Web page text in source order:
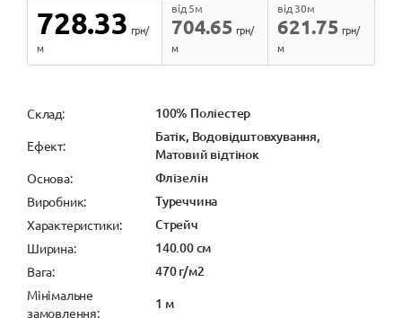
728.33 грн/
м
704.65
від 5м
грн/
м
621.75
від 30м
грн/
м
Cклад: 100% Поліестер
Ефект:
Батік, Водовідштовхування,
Матовий відтінок
Основа: Флізелін
Виробник: Туреччина
Характеристики: Стрейч
Ширина: 140.00 см
Вага: 470 г/м2
Мінімальне
замовлення:
1 м